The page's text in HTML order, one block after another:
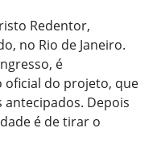
Redentor,
no Rio de Janeiro.
é
oficial do projeto, que
Depois
é de tirar o